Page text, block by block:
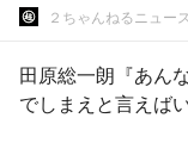
２ちゃんねるニュー
田原総一朗『あん
でしまえと言えばい